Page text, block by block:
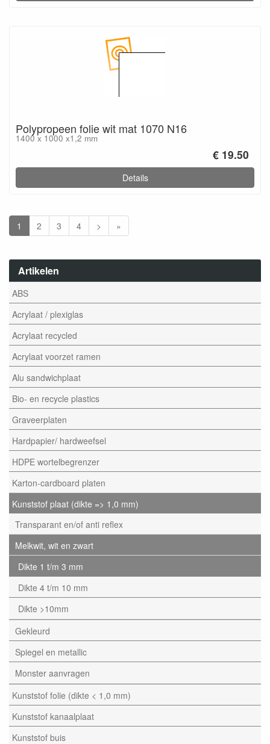
Artikelen
ABS
Acrylaat / plexiglas
Acrylaat recycled
Acrylaat voorzet ramen
Alu sandwichplaat
Bio- en recycle plastics
Graveerplaten
Hardpapier/ hardweefsel
HDPE wortelbegrenzer
Karton-cardboard platen
Kunststof plaat (dikte => 1,0 mm)
Transparant en/of anti reflex
Melkwit, wit en zwart
Dikte 1 t/m 3 mm
Dikte 4 t/m 10 mm
Dikte >10mm
Gekleurd
Spiegel en metallic
Monster aanvragen
Kunststof folie (dikte < 1,0 mm)
Kunststof kanaalplaat
Kunststof buis
Polypropeen folie wit mat 1070 N16
1400 x 1000 x1,2 mm
€ 19.50
Details
1 2 3 4 > »